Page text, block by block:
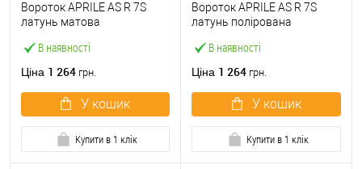
В наявності
Вороток APRILE AS R 7S
латунь матова
Ціна 1 264 грн.
У кошик
Купити в 1 клік
В наявності
Вороток APRILE AS R 7S
латунь полірована
Ціна 1 264 грн.
У кошик
Купити в 1 клік